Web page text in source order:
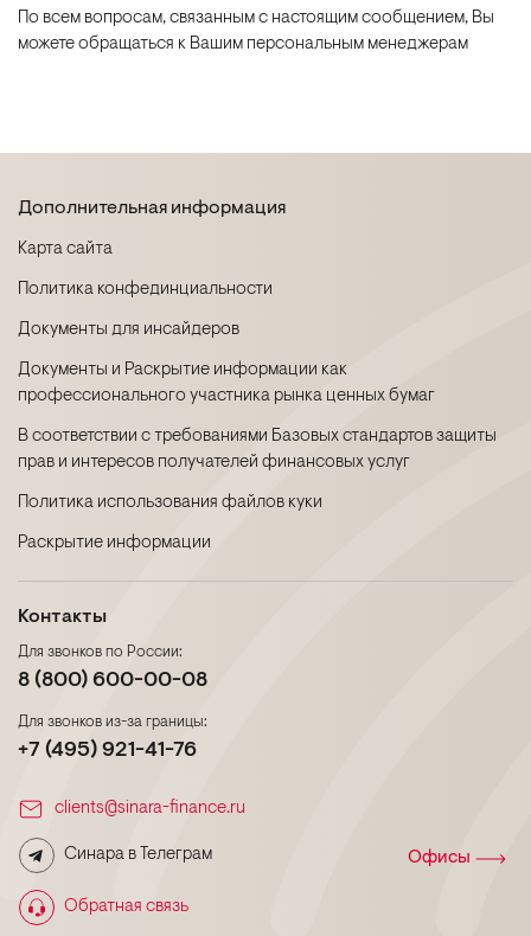
По всем вопросам, связанным с настоящим сообщением, Вы
можете обращаться к Вашим персональным менеджерам
Дополнительная информация
Карта сайта
Политика конфединциальности
Документы для инсайдеров
Документы и Раскрытие информации как
профессионального участника рынка ценных бумаг
В соответствии с требованиями Базовых стандартов защиты
прав и интересов получателей финансовых услуг
Политика использования файлов куки
Раскрытие информации
Контакты
clients@sinara-finance.ru
Синара в Телеграм
Обратная связь
Для звонков по России:
8 (800) 600-00-08
Для звонков из-за границы:
+7 (495) 921-41-76
Офисы